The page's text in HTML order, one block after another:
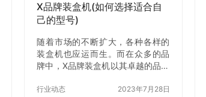
X品牌装盒机(如何选择适合自
己的型号)
随着市场的不断扩大，各种各样的
装盒机也应运而生。而在众多的品
牌中，X品牌装盒机以其卓越的品质
是，如何选择适合自己的型号呢？
行业动态 2023年7月28日